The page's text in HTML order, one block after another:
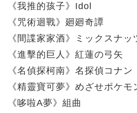
《我推的孩子》Idol
《咒術迴戰》廻廻奇譚
《間諜家家酒》ミックスナッ
《進擊的巨人》紅蓮の弓矢
《名偵探柯南》名探偵コナ
《精靈寶可夢》めざせポケモ
《哆啦A夢》組曲